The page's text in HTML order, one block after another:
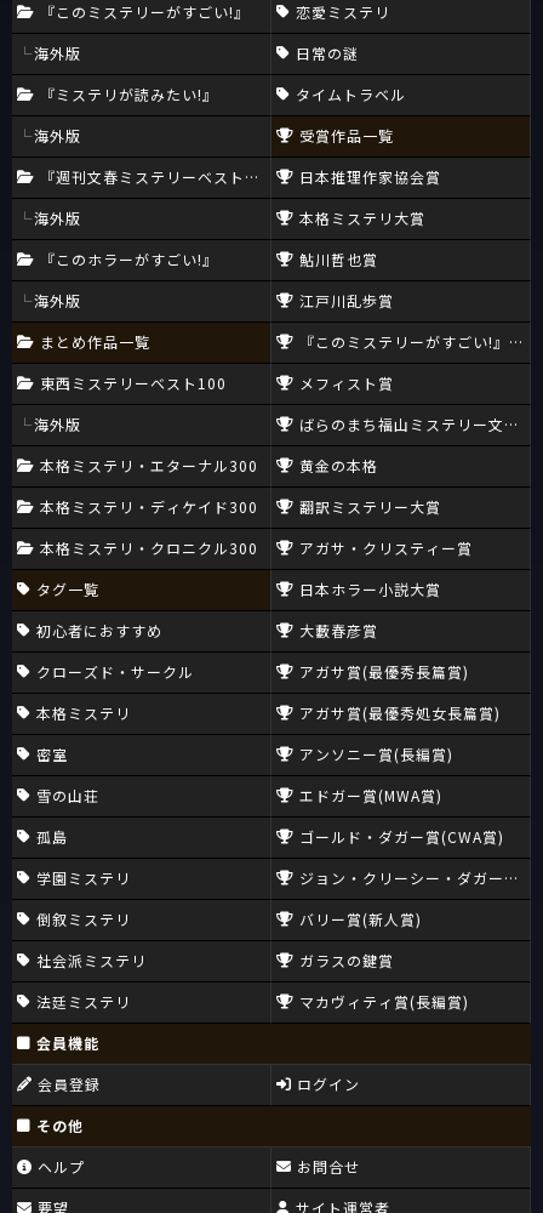
『このミステリーがすごい!』
海外版
『ミステリが読みたい!』
海外版
『週刊文春ミステリーベスト10』
海外版
『このホラーがすごい!』
海外版
まとめ作品一覧
東西ミステリーベスト100
海外版
本格ミステリ・エターナル300
本格ミステリ・ディケイド300
本格ミステリ・クロニクル300
タグ一覧
初心者におすすめ
クローズド・サークル
本格ミステリ
密室
雪の山荘
孤島
学園ミステリ
倒叙ミステリ
社会派ミステリ
法廷ミステリ
恋愛ミステリ
日常の謎
タイムトラベル
受賞作品一覧
日本推理作家協会賞
本格ミステリ大賞
鮎川哲也賞
江戸川乱歩賞
『このミステリーがすごい!』大賞
メフィスト賞
ばらのまち福山ミステリー文学新
黄金の本格
翻訳ミステリー大賞
アガサ・クリスティー賞
日本ホラー小説大賞
大藪春彦賞
アガサ賞(最優秀長篇賞)
アガサ賞(最優秀処女長篇賞)
アンソニー賞(長編賞)
エドガー賞(MWA賞)
ゴールド・ダガー賞(CWA賞)
ジョン・クリーシー・ダガー賞
バリー賞(新人賞)
ガラスの鍵賞
マカヴィティ賞(長編賞)
会員機能
会員登録
ログイン
その他
ヘルプ
要望
お問合せ
サイト運営者